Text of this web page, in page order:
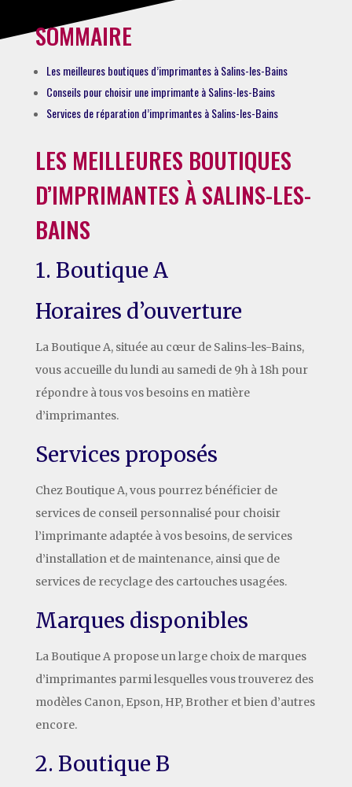
SOMMAIRE
Les meilleures boutiques d’imprimantes à Salins-les-Bains
Conseils pour choisir une imprimante à Salins-les-Bains
Services de réparation d’imprimantes à Salins-les-Bains
LES MEILLEURES BOUTIQUES
D’IMPRIMANTES À SALINS-LES-
BAINS
1. Boutique A
Horaires d’ouverture
La Boutique A, située au cœur de Salins-les-Bains,
vous accueille du lundi au samedi de 9h à 18h pour
répondre à tous vos besoins en matière
d’imprimantes.
Services proposés
Chez Boutique A, vous pourrez bénéficier de
services de conseil personnalisé pour choisir
l’imprimante adaptée à vos besoins, de services
d’installation et de maintenance, ainsi que de
services de recyclage des cartouches usagées.
Marques disponibles
La Boutique A propose un large choix de marques
d’imprimantes parmi lesquelles vous trouverez des
modèles Canon, Epson, HP, Brother et bien d’autres
encore.
2. Boutique B